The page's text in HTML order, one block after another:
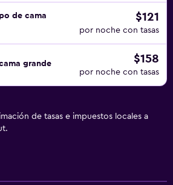
de cama
$121
por noche con tasas
grande $158
por noche con tasas
de tasas e impuestos locales a